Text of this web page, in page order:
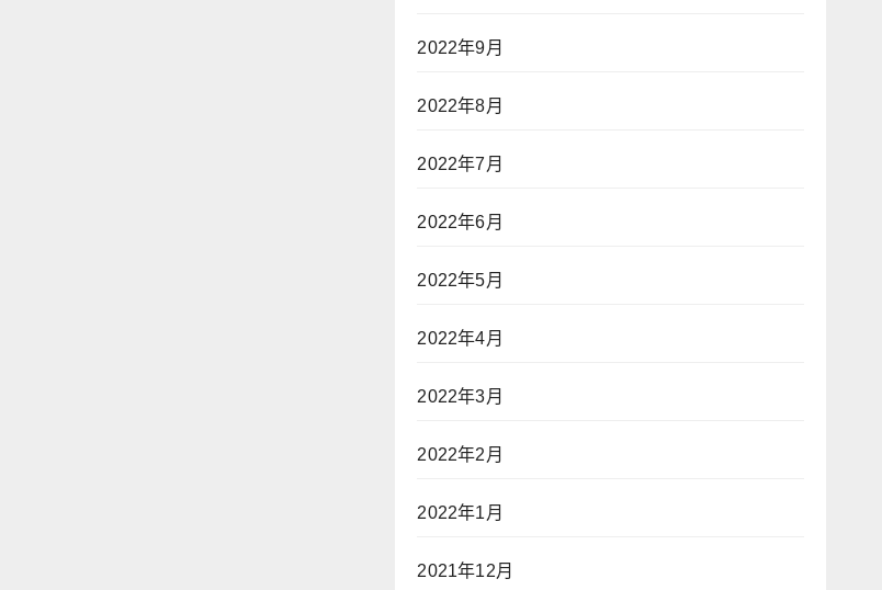
2022年9月
2022年8月
2022年7月
2022年6月
2022年5月
2022年4月
2022年3月
2022年2月
2022年1月
2021年12月